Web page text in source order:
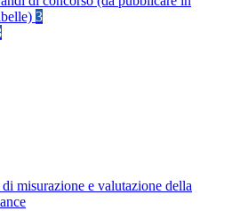
3
di misurazione e valutazione della